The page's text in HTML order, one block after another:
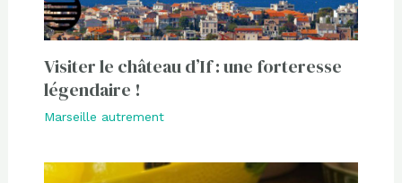
Visiter le château d’If : une forteresse
légendaire !
Marseille autrement